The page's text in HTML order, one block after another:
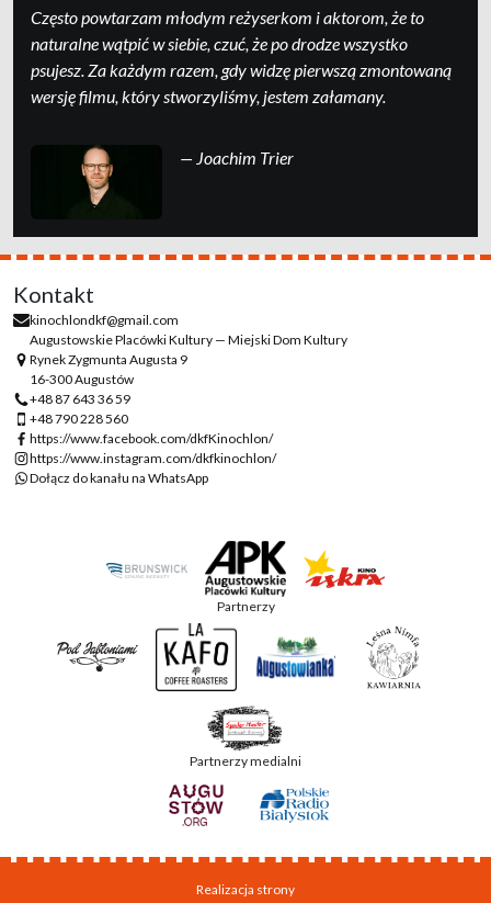
Często powtarzam młodym reżyserkom i aktorom, że to
naturalne wątpić w siebie, czuć, że po drodze wszystko
psujesz. Za każdym razem, gdy widzę pierwszą zmontowaną
wersję filmu, który stworzyliśmy, jestem załamany.
— Joachim Trier
Kontakt
kinochlondkf@gmail.com
Augustowskie Placówki Kultury — Miejski Dom Kultury
Rynek Zygmunta Augusta 9
16-300 Augustów
+48 87 643 36 59
+48 790 228 560
https://www.facebook.com/dkfKinochlon/
https://www.instagram.com/dkfkinochlon/
Dołącz do kanału na WhatsApp
Partnerzy
Partnerzy medialni
Realizacja strony